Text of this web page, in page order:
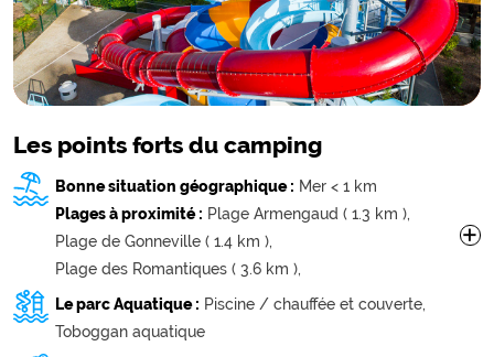
Les points forts du camping
Bonne situation géographique : Mer < 1 km
Plages à proximité : Plage Armengaud ( 1.3 km ),
Plage de Gonneville ( 1.4 km ),
Plage des Romantiques ( 3.6 km ),
Plage du Menhir ( 4.3 km ),
+
Le parc Aquatique : Piscine / chauffée et couverte,
Toboggan aquatique